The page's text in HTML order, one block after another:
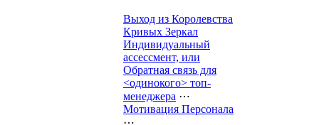
Выход из Королевства
Кривых Зеркал
Индивидуальный
ассессмент, или
Обратная связь для
<одинокого> топ-
менеджера ⋯
Мотивация Персонала
⋯